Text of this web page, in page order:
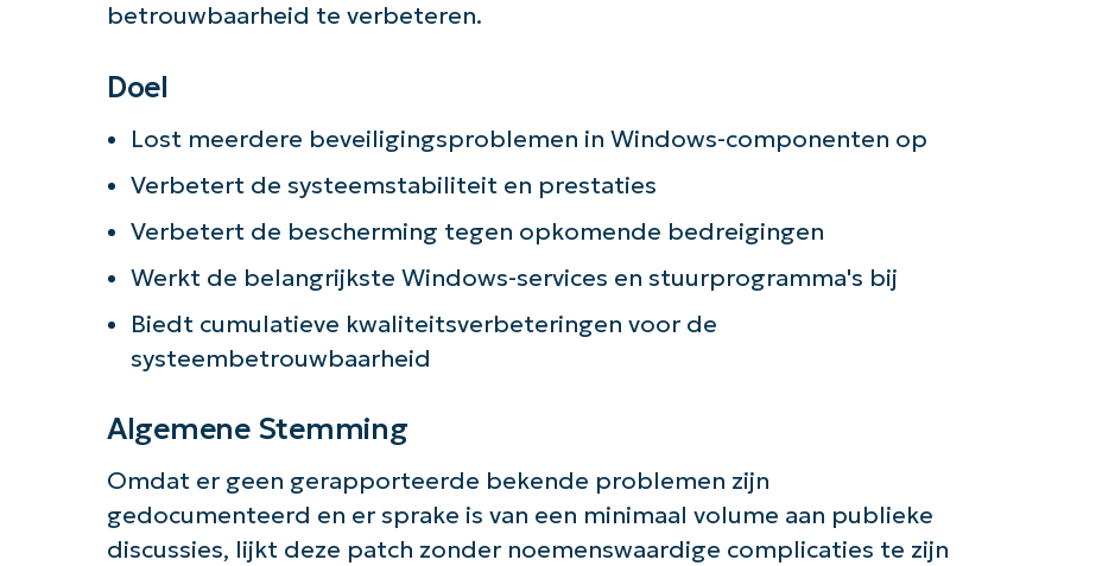
betrouwbaarheid te verbeteren.
Doel
Lost meerdere beveiligingsproblemen in Windows-componenten op
Verbetert de systeemstabiliteit en prestaties
Verbetert de bescherming tegen opkomende bedreigingen
Werkt de belangrijkste Windows-services en stuurprogramma's bij
Biedt cumulatieve kwaliteitsverbeteringen voor de
systeembetrouwbaarheid
Algemene Stemming
Omdat er geen gerapporteerde bekende problemen zijn
gedocumenteerd en er sprake is van een minimaal volume aan publieke
discussies, lijkt deze patch zonder noemenswaardige complicaties te zijn
Aan de slag met NinjaOne AI-gestuurde KB-analyses!
First
Business
name*